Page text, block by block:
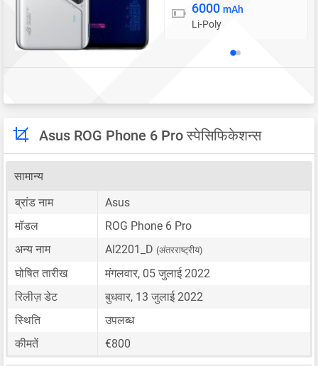
बैटरी
6000 mAh
Li-Poly
Asus ROG Phone 6 Pro स्पेसिफिकेशन्स
सामान्य
ब्रांड नाम
Asus
मॉडल
ROG Phone 6 Pro
अन्य नाम
AI2201_D (अंतरराष्ट्रीय)
घोषित तारीख
मंगलवार, 05 जुलाई 2022
रिलीज़ डेट
बुधवार, 13 जुलाई 2022
स्थिति
उपलब्ध
कीमतें
€800